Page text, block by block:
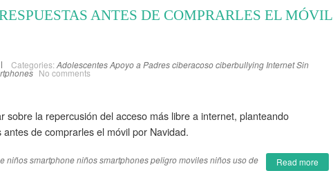
ANTES DE COMPRARLES EL MÓVIL
Categories: AdolescentesApoyo a Padresciberacosociberbullying InternetSin
No comments
sobre la repercusión del acceso más libre a internet, planteando
de comprarles el móvil por Navidad.
Read more
niños smartphoneniños smartphonespeligro moviles niñosuso de